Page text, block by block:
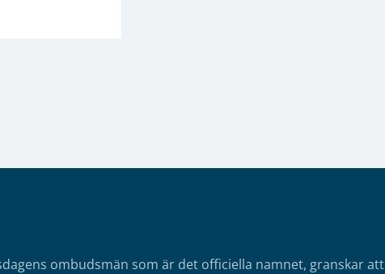
ombudsmän som är det officiella namnet, granskar att